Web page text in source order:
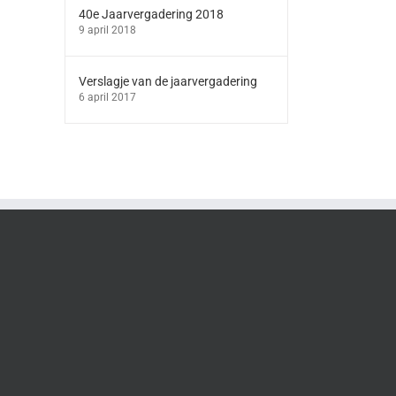
40e Jaarvergadering 2018
9 april 2018
Verslagje van de jaarvergadering
6 april 2017